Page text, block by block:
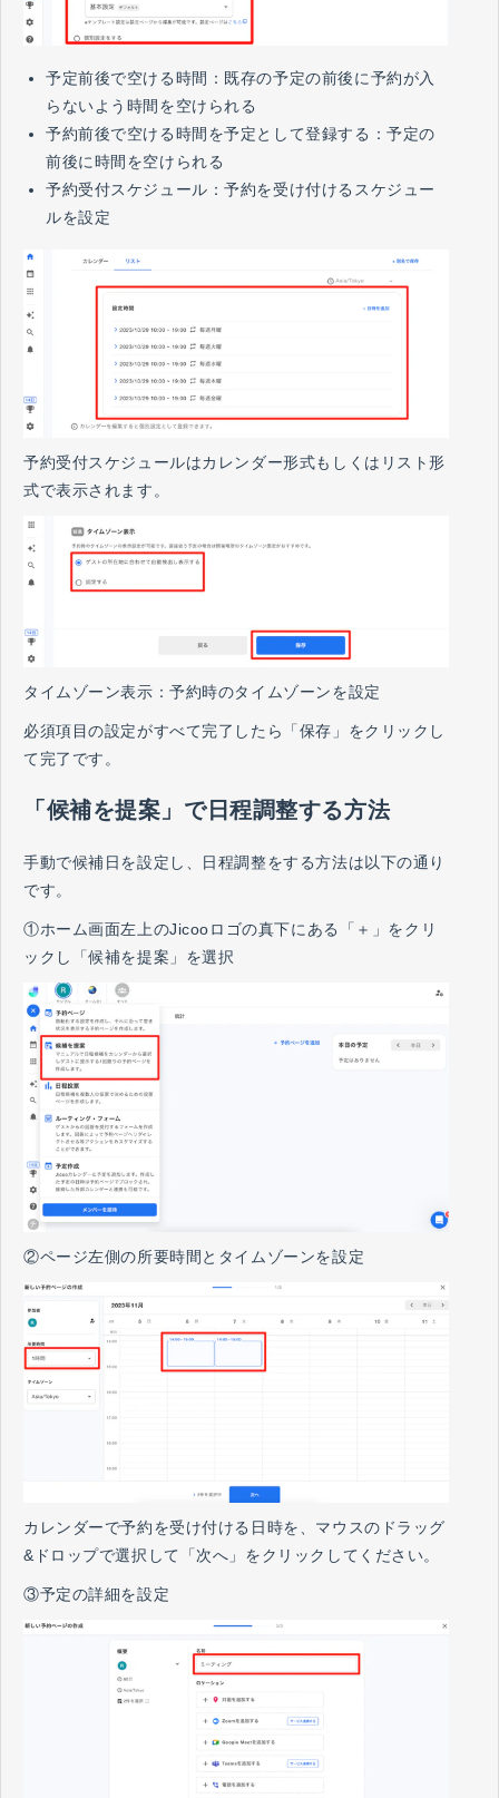
予定前後で空ける時間：既存の予定の前後に予約が入
らないよう時間を空けられる
予約前後で空ける時間を予定として登録する：予定の
前後に時間を空けられる
予約受付スケジュール：予約を受け付けるスケジュー
ルを設定
予約受付スケジュールはカレンダー形式もしくはリスト形
式で表示されます。
タイムゾーン表示：予約時のタイムゾーンを設定
必須項目の設定がすべて完了したら「保存」をクリックし
て完了です。
「候補を提案」で日程調整する方法
手動で候補日を設定し、日程調整をする方法は以下の通り
です。
①ホーム画面左上のJicooロゴの真下にある「＋」をクリ
ックし「候補を提案」を選択
②ページ左側の所要時間とタイムゾーンを設定
カレンダーで予約を受け付ける日時を、マウスのドラッグ
&ドロップで選択して「次へ」をクリックしてください。
③予定の詳細を設定